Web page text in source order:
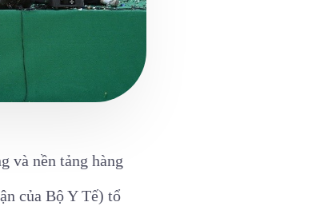
và nền tảng hàng
của Bộ Y Tế) tổ